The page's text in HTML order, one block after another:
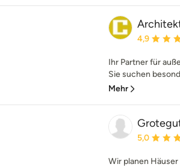
4,9
Ihr Partner für
Sie suchen
Mehr
5,0
Wir planen